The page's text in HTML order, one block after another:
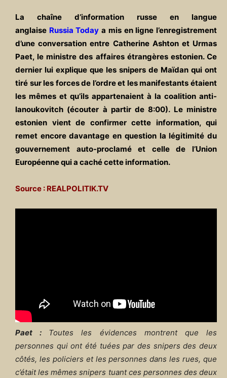
La chaîne d’information russe en langue
anglaise Russia Today a mis en ligne l’enregistrement
d’une conversation entre Catherine Ashton et Urmas
Paet, le ministre des affaires étrangères estonien. Ce
dernier lui explique que les snipers de Maïdan qui ont
tiré sur les forces de l’ordre et les manifestants étaient
les mêmes et qu’ils appartenaient à la coalition anti-
Ianoukovitch (écouter à partir de 8:00). Le ministre
estonien vient de confirmer cette information, qui
remet encore davantage en question la légitimité du
gouvernement auto-proclamé et celle de l’Union
Européenne qui a caché cette information.
Source : REALPOLITIK.TV
Paet : Toutes les évidences montrent que les
personnes qui ont été tuées par des snipers des deux
côtés, les policiers et les personnes dans les rues, que
c’était les mêmes snipers tuant ces personnes des deux